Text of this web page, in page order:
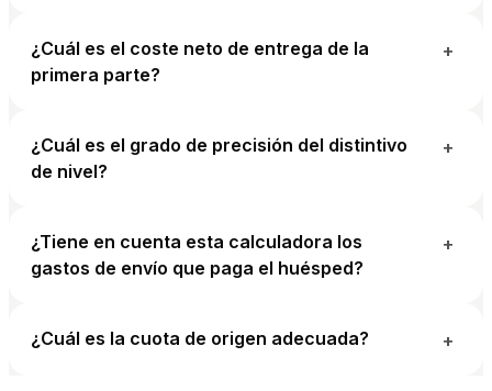
¿Cuál es el coste neto de entrega de la
primera parte?
+
¿Cuál es el grado de precisión del distintivo
de nivel?
+
¿Tiene en cuenta esta calculadora los
gastos de envío que paga el huésped?
+
¿Cuál es la cuota de origen adecuada? +